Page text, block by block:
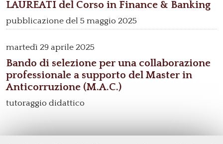
LAUREATI del Corso in Finance & Banking
pubblicazione del 5 maggio 2025
martedì 29 aprile 2025
Bando di selezione per una collaborazione
professionale a supporto del Master in
Anticorruzione (M.A.C.)
tutoraggio didattico